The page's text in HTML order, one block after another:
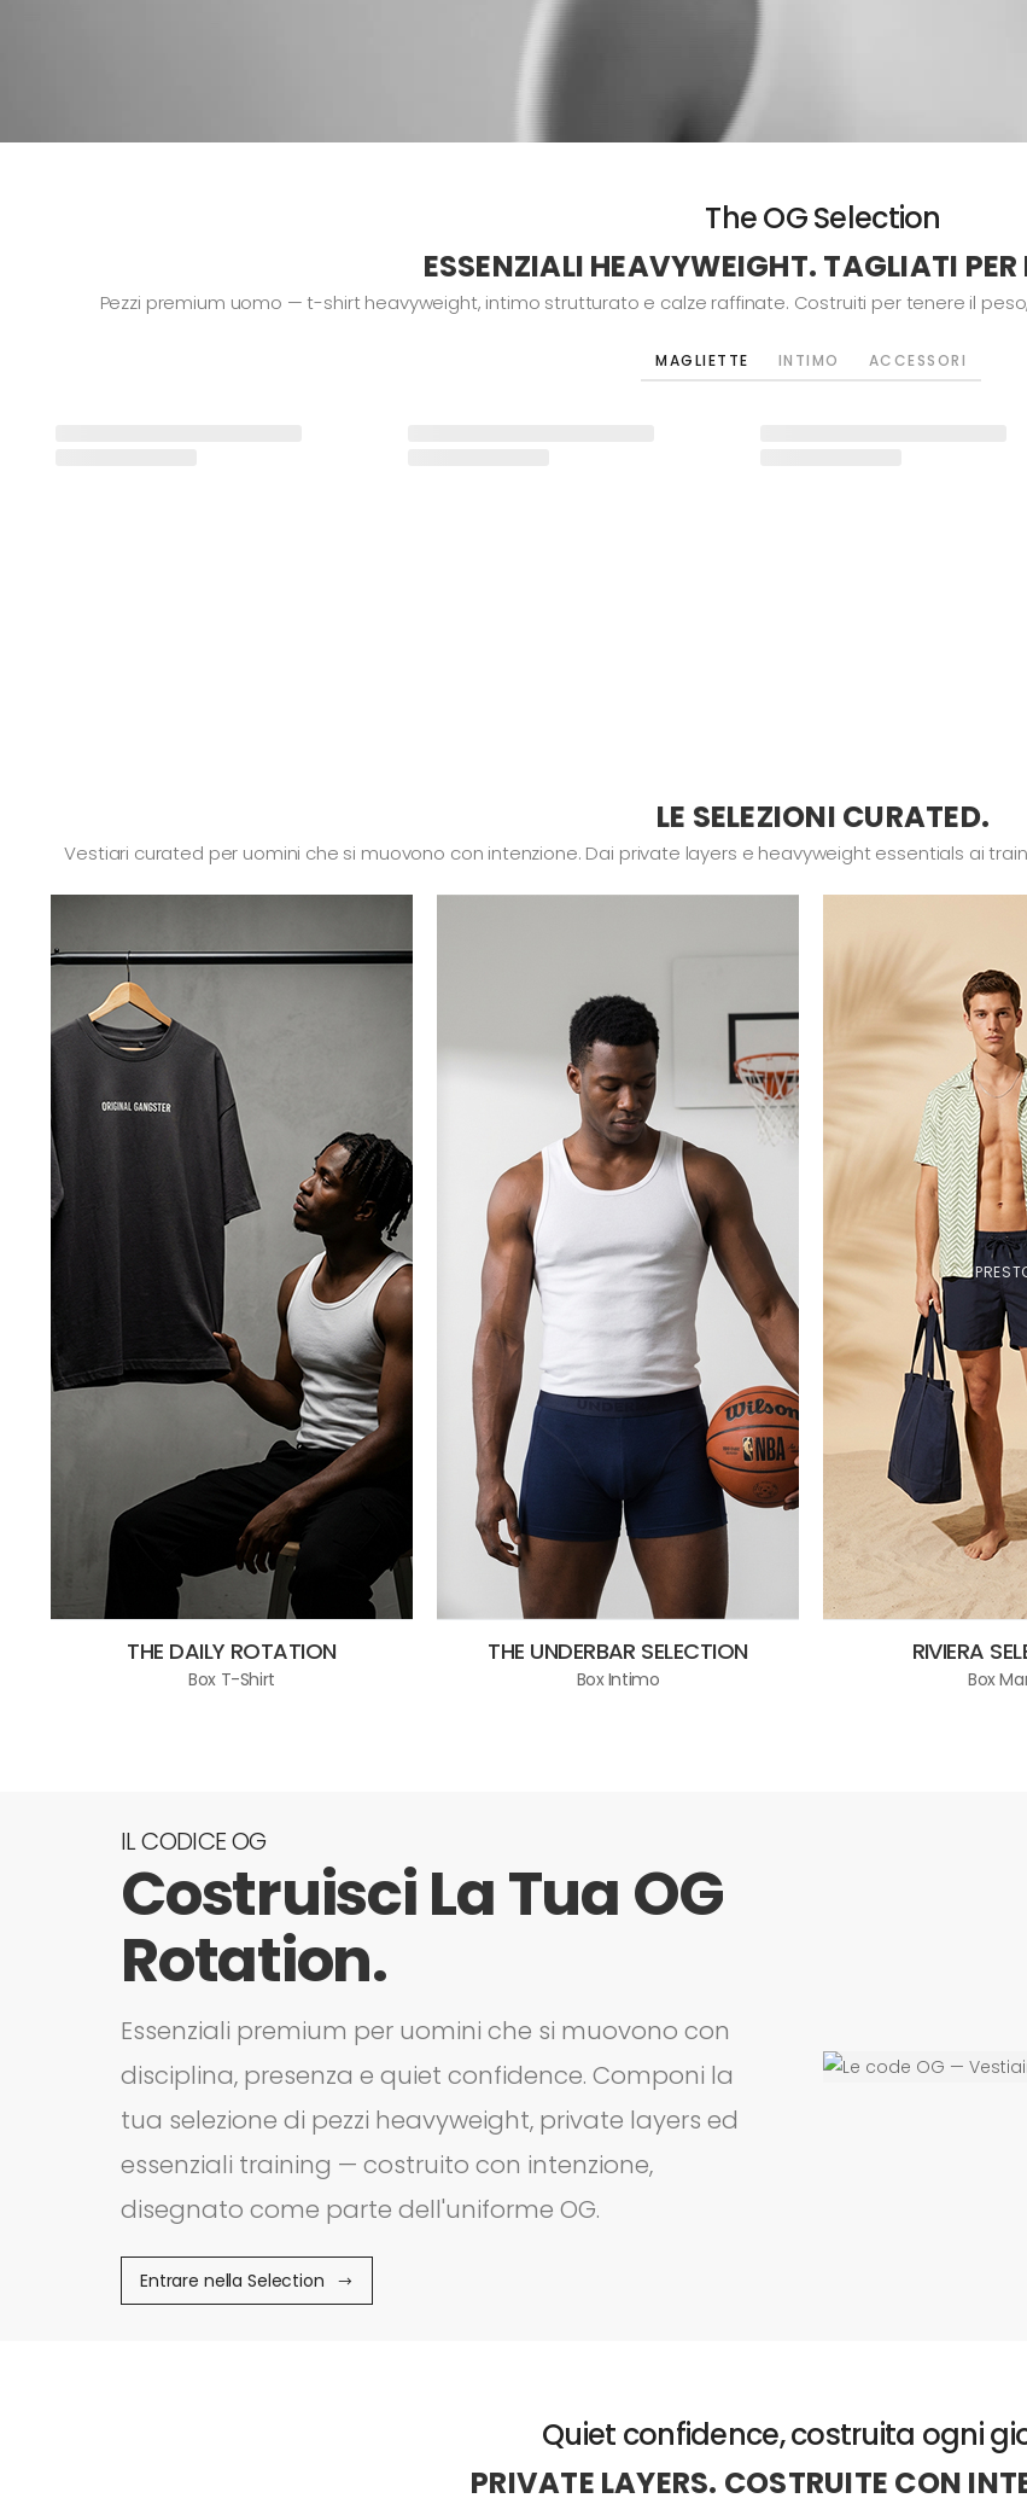
The OG Selection
ESSENZIALI HEAVYWEIGHT. TAGLIATI PER
Pezzi premium uomo — t-shirt heavyweight, intimo strutturato e calze raffinate. Costruiti per tenere il
MAGLIETTE INTIMO ACCESSORI
LE SELEZIONI CURATED.
Vestiari curated per uomini che si muovono con intenzione. Dai private layers e heavyweight essentials ai
THE DAILY ROTATION
Box T-Shirt
THE UNDERBAR SELECTION
Box Intimo
RIVIERA
Box
IL CODICE OG
Costruisci La Tua OG
Rotation.
Essenziali premium per uomini che si muovono con
disciplina, presenza e quiet confidence. Componi la
tua selezione di pezzi heavyweight, private layers ed
essenziali training — costruito con intenzione,
disegnato come parte dell'uniforme OG.
Entrare nella Selection
Quiet confidence, costruita ogni
PRIVATE LAYERS. COSTRUITE CON